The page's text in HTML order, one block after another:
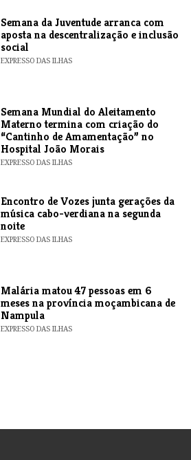
Semana da Juventude arranca com
aposta na descentralização e inclusão
social
EXPRESSO DAS ILHAS
Semana Mundial do Aleitamento
Materno termina com criação do
“Cantinho de Amamentação” no
Hospital João Morais
EXPRESSO DAS ILHAS
Encontro de Vozes junta gerações da
música cabo-verdiana na segunda
noite
EXPRESSO DAS ILHAS
​Malária matou 47 pessoas em 6
meses na província moçambicana de
Nampula
EXPRESSO DAS ILHAS